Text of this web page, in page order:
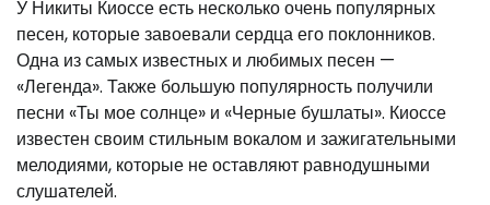
У Никиты Киоссе есть несколько очень популярных
песен, которые завоевали сердца его поклонников.
Одна из самых известных и любимых песен —
«Легенда». Также большую популярность получили
песни «Ты мое солнце» и «Черные бушлаты». Киоссе
известен своим стильным вокалом и зажигательными
мелодиями, которые не оставляют равнодушными
слушателей.